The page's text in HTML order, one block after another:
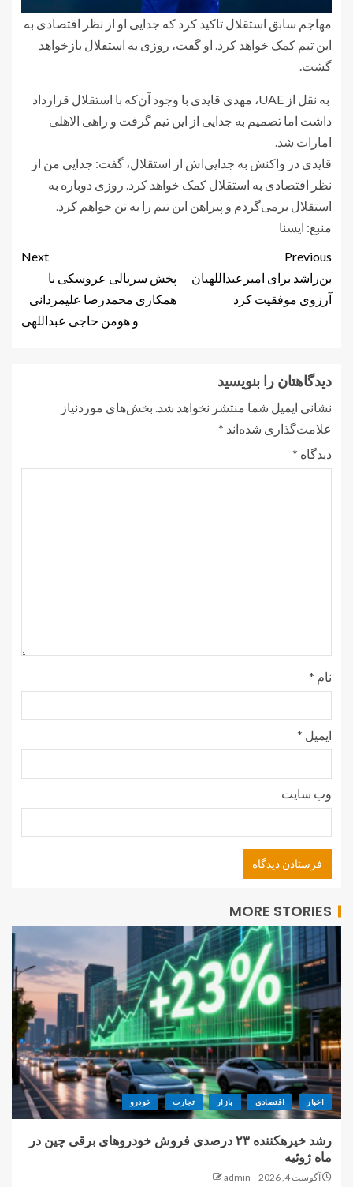
مهاجم سابق استقلال تاکید کرد که جدایی او از نظر اقتصادی به
این تیم کمک خواهد کرد. او گفت، روزی به استقلال بازخواهد
گشت.
به نقل از UAE، مهدی قایدی با وجود آن‌که با استقلال قرارداد
داشت اما تصمیم به جدایی از این تیم گرفت و راهی الاهلی
امارات شد.
قایدی در واکنش به جدایی‌اش از استقلال، گفت: جدایی من از
نظر اقتصادی به استقلال کمک خواهد کرد. روزی دوباره به
استقلال برمی‌گردم و پیراهن این تیم را به تن خواهم کرد.
منبع: ايسنا
Previous
بن‌راشد برای امیرعبداللهیان
آرزوی موفقیت کرد
Next
پخش سریالی عروسکی با
همکاری محمدرضا علیمردانی
و هومن حاجی عبداللهی
دیدگاهتان را بنویسید
نشانی ایمیل شما منتشر نخواهد شد. بخش‌های موردنیاز
علامت‌گذاری شده‌اند *
دیدگاه *
نام *
ایمیل *
وب‌ سایت
MORE STORIES
اخبار اقتصادی بازار تجارت خودرو
رشد خیرهکننده ۲۳ درصدی فروش خودروهای برقی چین در
ماه ژوئیه
آگوست 4, 2026 admin